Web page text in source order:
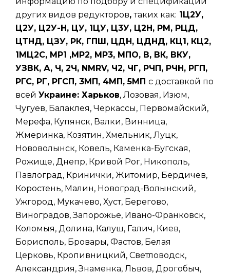
других видов редукторов,таких как: 1Ц2У,
Ц2У, Ц2У-Н, ЦУ, 1ЦУ, Ц3У, Ц2Н, РМ, РЦД,
ЦТНД, ЦЗУ, РК, ГПШ, ЦДН, ЦДНД, КЦ1, КЦ2,
1МЦ2С, МР1 ,МР2, МР3, МПО, В, ВК, ВКУ,
УЗВК, А, Ч, 2Ч, NMRV, Ч2, ЧГ, РЧП, РЧН, РГП,
РГС, РГ, РГСП, 3МП, 4МП, 5МП с доставкой по
всей Украине: Харьков, Лозовая, Изюм,
Чугуев, Балаклея, Черкассы, Первомайский,
Мерефа, Купянск, Валки, Винница,
Жмеринка, Козятин, Хмельник, Луцк,
Нововолынск, Ковель, Каменка-Бугская,
Рожище, Днепр, Кривой Рог, Никополь,
Павлоград, Кринички, Житомир, Бердичев,
Коростень, Малин, Новоград-Волынский,
Ужгород, Мукачево, Хуст, Берегово,
Виноградов, Запорожье, Ивано-Франковск,
Коломыя, Долина, Калуш, Галич, Киев,
Борисполь, Бровары, Фастов, Белая
Церковь, Кропивницкий, Светловодск,
Александрия, Знаменка, Львов, Дрогобыч,